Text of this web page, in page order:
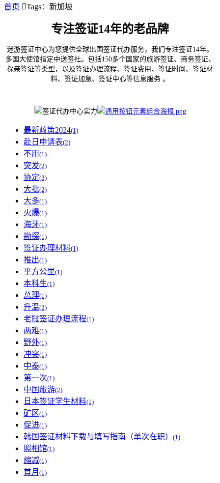
首页 Tags：新加坡
专注签证14年的老品牌
迷游签证中心为您提供全球出国签证代办服务，我们专注签证14年。
多国大使馆指定中送签社。包括150多个国家的旅游签证、商务签证、
探亲签证等类型，以及签证办理流程、签证费用、签证时间、签证材
料、签证加急、签证中心等信息服务 。
最新政策2024(1)
赴日申请表(2)
不用 (1)
突发(2)
协定(3)
大批(2)
大多(1)
火爆(1)
海牙(1)
勘探(1)
签证办理材料(1)
推出(1)
平方公里(1)
本科生(1)
总理(1)
升温(2)
老挝签证办理流程(1)
两难(1)
野外(1)
冲突(1)
中泰(1)
第一次(1)
中国旅游(2)
日本签证学生材料(1)
矿区(1)
促进(1)
韩国签证材料下载与填写指南（单次在职） (1)
照相馆(1)
缩减(1)
首月 (1)